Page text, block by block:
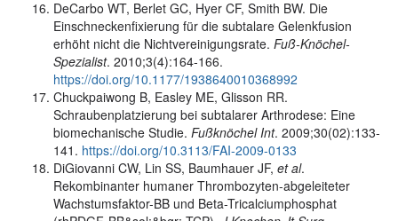
DeCarbo WT, Berlet GC, Hyer CF, Smith BW. Die
Einschneckenfixierung für die subtalare Gelenkfusion
erhöht nicht die Nichtvereinigungsrate. Fuß-Knöchel-
Spezialist. 2010;3(4):164-166.
https://doi.org/10.1177/1938640010368992
Chuckpaiwong B, Easley ME, Glisson RR.
Schraubenplatzierung bei subtalarer Arthrodese: Eine
biomechanische Studie. Fußknöchel Int. 2009;30(02):133-
141. https://doi.org/10.3113/FAI-2009-0133
DiGiovanni CW, Lin SS, Baumhauer JF, et al.
Rekombinanter humaner Thrombozyten-abgeleiteter
Wachstumsfaktor-BB und Beta-Tricalciumphosphat